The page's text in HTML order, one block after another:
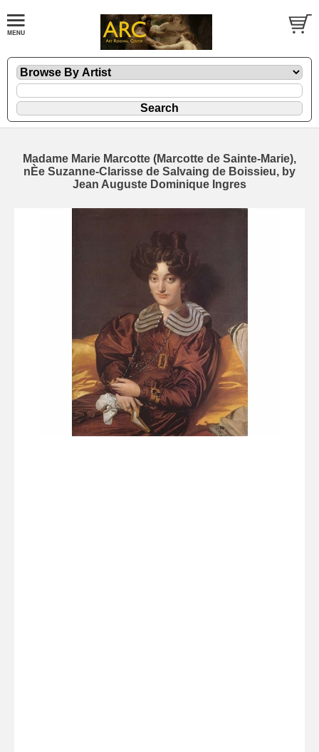
Madame Marie Marcotte (Marcotte de Sainte-Marie),
nÈe Suzanne-Clarisse de Salvaing de Boissieu, by
Jean Auguste Dominique Ingres